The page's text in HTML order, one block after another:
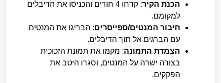
הכנת הקיר
: קדחו 4 חורים והכניסו את הדיבלים
למקומם.
חיבור המנטים/ספייסרים: הבריגו את המנטים
עם הברגים אל תוך הדיבלים.
הצמדת התמונה: מקמו את תמונת הזכוכית
בצורה ישרה על המנטים, וסגרו היטב את
הפקקים.